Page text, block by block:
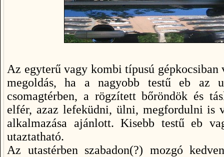
Az egyterű vagy kombi típusú gépkocsiban
megoldás, ha a nagyobb testű eb az
csomagtérben, a rögzített bőröndök és
elfér, azaz lefeküdni, ülni, megfordulni is
alkalmazása ajánlott. Kisebb testű eb
utaztatható.
Az utastérben szabadon(?) mozgó